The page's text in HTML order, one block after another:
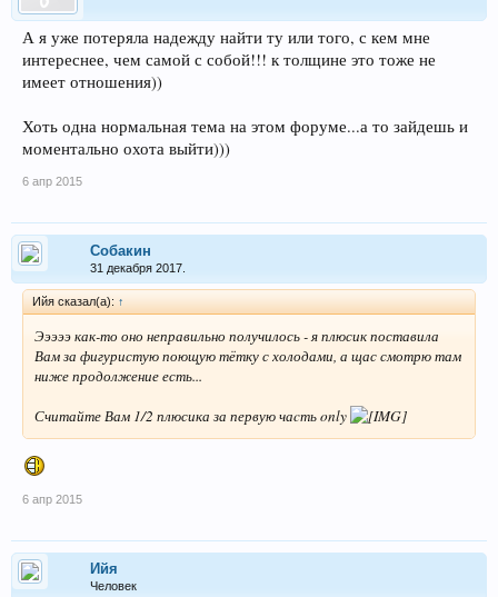
А я уже потеряла надежду найти ту или того, с кем мне
интереснее, чем самой с собой!!! к толщине это тоже не
имеет отношения))
Хоть одна нормальная тема на этом форуме...а то зайдешь и
моментально охота выйти)))
6 апр 2015
Собакин
31 декабря 2017.
Ийя сказал(а): ↑
Эээээ как-то оно неправильно получилось - я плюсик поставила
Вам за фигуристую поющую тётку с холодами, а щас смотрю там
ниже продолжение есть...
Считайте Вам 1/2 плюсика за первую чаcть only
6 апр 2015
Ийя
Человек